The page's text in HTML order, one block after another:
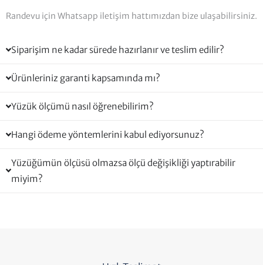
Randevu için Whatsapp iletişim hattımızdan bize ulaşabilirsiniz.
Siparişim ne kadar sürede hazırlanır ve teslim edilir?
Ürünleriniz garanti kapsamında mı?
Yüzük ölçümü nasıl öğrenebilirim?
Hangi ödeme yöntemlerini kabul ediyorsunuz?
Yüzüğümün ölçüsü olmazsa ölçü değişikliği yaptırabilir
miyim?